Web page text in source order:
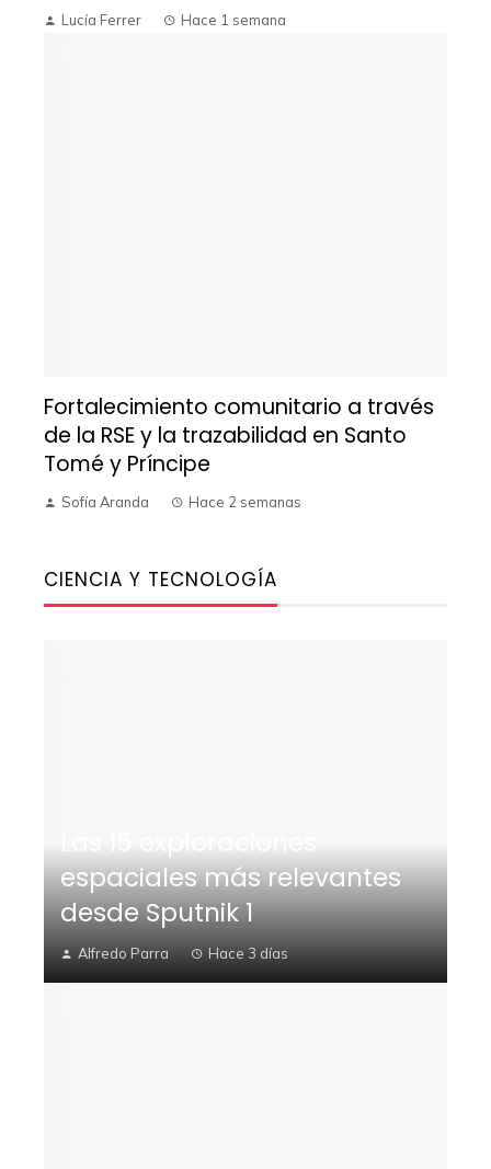
Lucía Ferrer Hace 1 semana
Fortalecimiento comunitario a través
de la RSE y la trazabilidad en Santo
Tomé y Príncipe
Sofía Aranda Hace 2 semanas
CIENCIA Y TECNOLOGÍA
espaciales más relevantes
desde Sputnik 1
Alfredo Parra Hace 3 días